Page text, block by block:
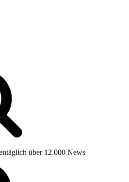
über 12.000 News